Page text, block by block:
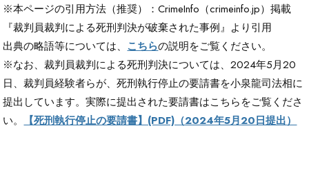
※本ページの引用方法（推奨）：CrimeInfo（crimeinfo.jp）掲載
『裁判員裁判による死刑判決が破棄された事例』より引用
出典の略語等については、 こちらの説明をご覧ください。
※なお、裁判員裁判による死刑判決については、2024年5月20
日、裁判員経験者らが、死刑執行停止の要請書を小泉龍司法相に
提出しています。実際に提出された要請書はこちらをご覧くださ
い。
【死刑執行停止の要請書】(PDF)（2024年5月20日提出）